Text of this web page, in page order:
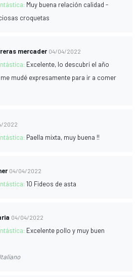
Muy buena relación calidad -
croquetas
mercader 04/04/2022
Excelente, lo descubrí el año
mudé expresamente para ir a comer
2022
Paella mixta, muy buena !!
04/04/2022
10 Fideos de asta
04/04/2022
Excelente pollo y muy buen